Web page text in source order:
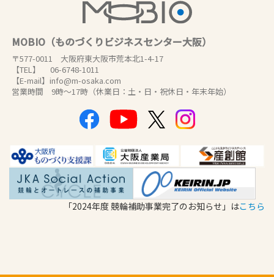
MOBIO（ものづくりビジネスセンター大阪）
〒577-0011 大阪府東大阪市荒本北1-4-17
【TEL】 06-6748-1011
【E-mail】info@m-osaka.com
営業時間 9時～17時（休業日：土・日・祝休日・年末年始）
「2024年度 競輪補助事業完了のお知らせ」はこちら